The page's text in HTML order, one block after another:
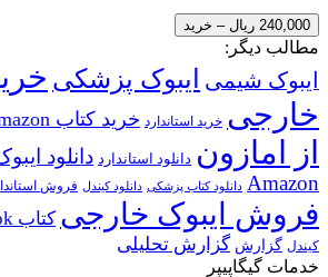
240,000 ریال – خرید
مطالب دیگر:
ایبوک شیمی ایبوک پزشکی
خارجی خرید استاندارد خرید کتاب amazon
از امازون دانلود استاندارد دانلود
Amazon دانلود کتاب پزشکی دانلود کیندل فروش
فروش ایبوک خارجی کتاب eBook
کیندل گزارش گزارش تحلیلی
خدمات گیگاپیپر